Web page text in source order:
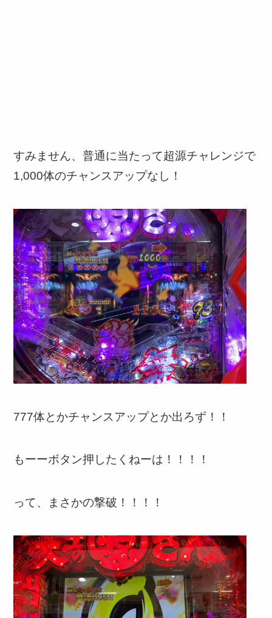
すみません、普通に当たって超源チャレンジで
1,000体のチャンスアップなし！
777体とかチャンスアップとか出ろず！！
もーーボタン押したくねーは！！！！
って、まさかの撃破！！！！